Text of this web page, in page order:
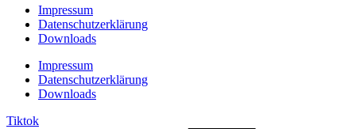
Impressum
Datenschutzerklärung
Downloads
Impressum
Datenschutzerklärung
Downloads
Tiktok